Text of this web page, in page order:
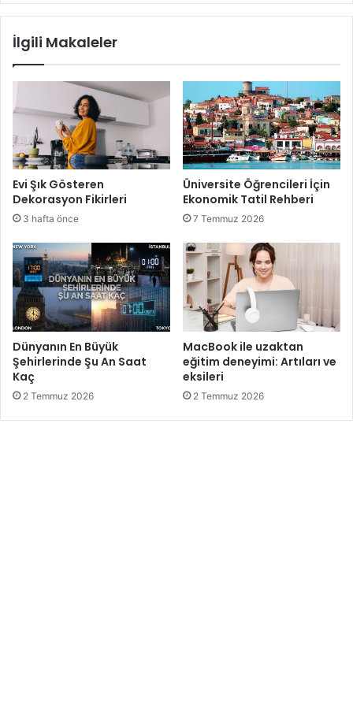
İlgili Makaleler
Evi Şık Gösteren
Dekorasyon Fikirleri
3 hafta önce
Üniversite Öğrencileri İçin
Ekonomik Tatil Rehberi
7 Temmuz 2026
Dünyanın En Büyük
Şehirlerinde Şu An Saat
Kaç
2 Temmuz 2026
MacBook ile uzaktan
eğitim deneyimi: Artıları ve
eksileri
2 Temmuz 2026